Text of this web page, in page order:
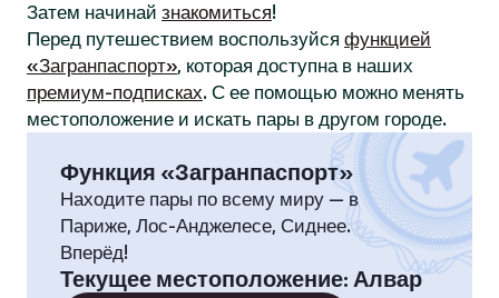
Затем начинай знакомиться!
Перед путешествием воспользуйся функцией
«Загранпаспорт», которая доступна в наших
премиум-подписках. С ее помощью можно менять
местоположение и искать пары в другом городе.
Функция «Загранпаспорт»
Находите пары по всему миру — в
Париже, Лос-Анджелесе, Сиднее.
Вперёд!
Текущее местоположение: Алвар